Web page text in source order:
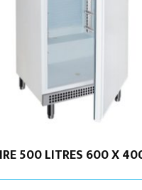
500 LITRES 600 X